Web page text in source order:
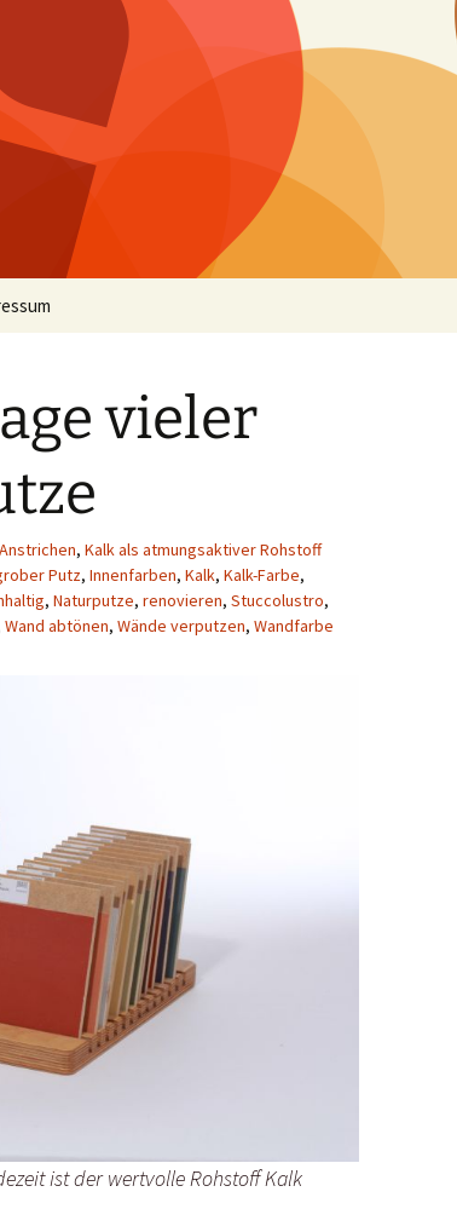
vieler
, Kalk als atmungsaktiver Rohstoff
Putz, Innenfarben, Kalk, Kalk-Farbe,
, Naturputze, renovieren, Stuccolustro,
Wand abtönen, Wände verputzen, Wandfarbe
ist der wertvolle Rohstoff Kalk